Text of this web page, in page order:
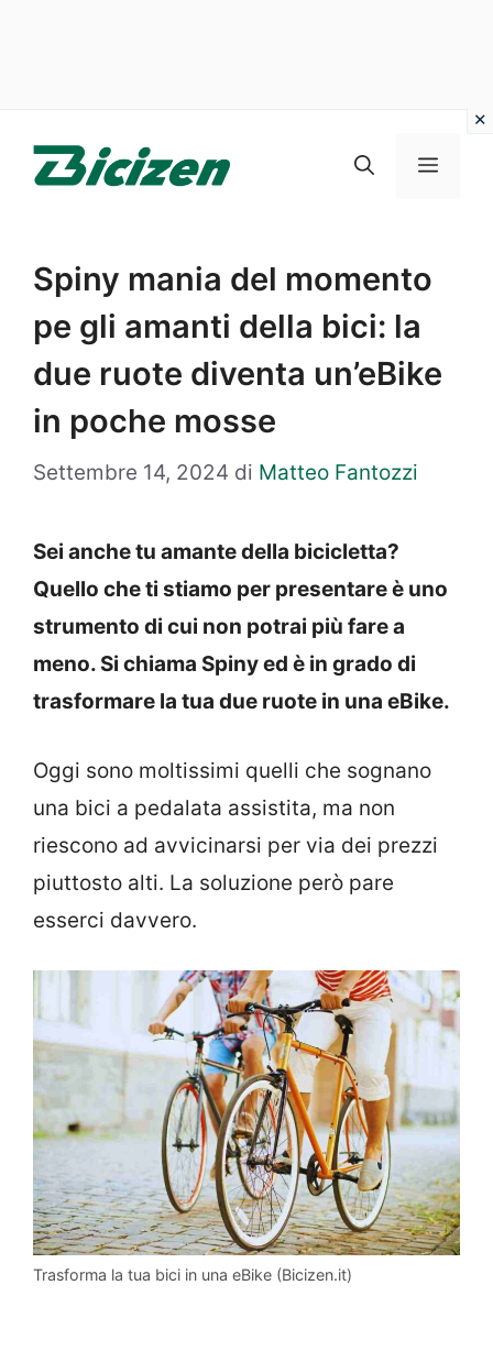
Menu
Spiny mania del momento
pe gli amanti della bici: la
due ruote diventa un’eBike
in poche mosse
Settembre 14, 2024 di Matteo Fantozzi
Sei anche tu amante della bicicletta?
Quello che ti stiamo per presentare è uno
strumento di cui non potrai più fare a
meno. Si chiama Spiny ed è in grado di
trasformare la tua due ruote in una eBike.
Oggi sono moltissimi quelli che sognano
una bici a pedalata assistita, ma non
riescono ad avvicinarsi per via dei prezzi
piuttosto alti. La soluzione però pare
esserci davvero.
Trasforma la tua bici in una eBike (Bicizen.it)